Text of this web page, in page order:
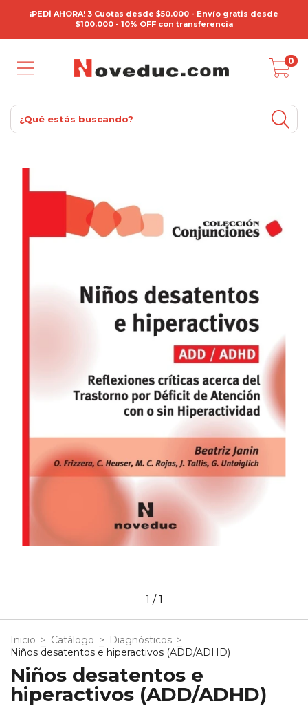
¡PEDÍ AHORA! 3 Cuotas desde $50.000 - Envío gratis desde
$100.000 - 10% OFF con transferencia
0
1 /1
Inicio > Catálogo > Diagnósticos >
Niños desatentos e hiperactivos (ADD/ADHD)
Niños desatentos e
hiperactivos (ADD/ADHD)